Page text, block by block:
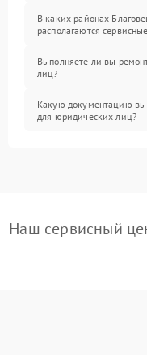
В каких районах
располагаются
Выполняете ли вы
лиц?
Какую документацию вы
для юридических лиц?
Наш сервисный